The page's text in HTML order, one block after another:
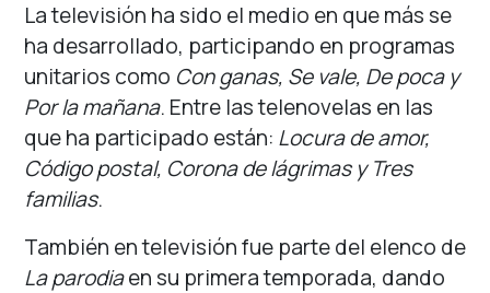
La televisión ha sido el medio en que más se
ha desarrollado, participando en programas
unitarios como Con ganas, Se vale, De poca y
Por la mañana. Entre las telenovelas en las
que ha participado están: Locura de amor,
Código postal, Corona de lágrimas y Tres
familias.
También en televisión fue parte del elenco de
La parodiaen su primera temporada, dando